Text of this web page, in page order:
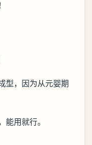
型，因为从元婴期
能用就行。